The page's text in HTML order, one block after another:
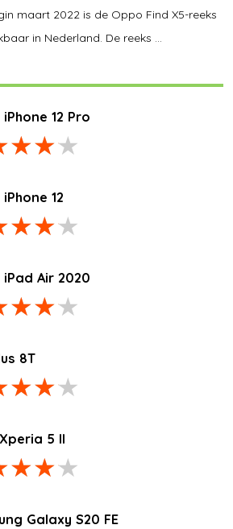
maart 2022 is de Oppo Find X5-reeks
in Nederland. De reeks ...
12 Pro
12
iPad Air 2020
8T
5 II
Galaxy S20 FE